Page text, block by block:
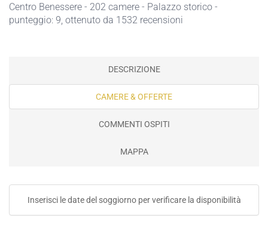
Centro Benessere - 202 camere - Palazzo storico -
punteggio: 9, ottenuto da 1532 recensioni
DESCRIZIONE
CAMERE & OFFERTE
COMMENTI OSPITI
MAPPA
Inserisci le date del soggiorno per verificare la disponibilità